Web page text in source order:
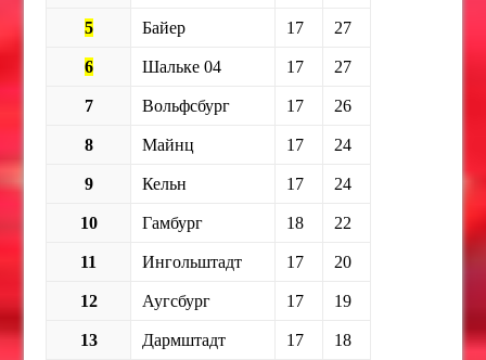
5 Байер 17 27
6 Шальке 04 17 27
7 Вольфсбург 17 26
8 Майнц 17 24
9 Кельн 17 24
10 Гамбург 18 22
11 Ингольштадт 17 20
12 Аугсбург 17 19
13 Дармштадт 17 18